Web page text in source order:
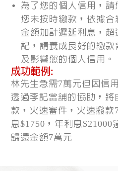
為了您的個人信用，
您未按時繳款，依據
金額加計遲延利息，超
記，請養成良好的繳
及影響您的個人信用。
成功範例:
林先生急需7萬元但因信
透過李記當舖的協助，將
款，火速審件，火速撥款
息$1750，年利息$21000
歸還金額7萬元